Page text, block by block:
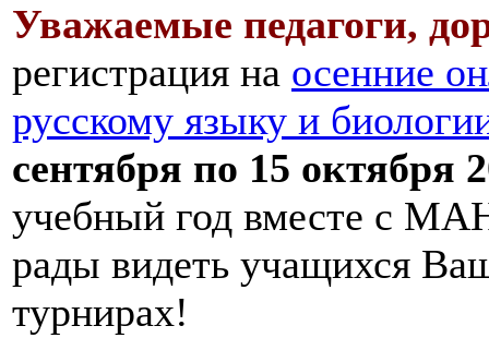
Уважаемые педагоги,
регистрация на осенние
русскому языку и
сентября по 15 октября
учебный год вместе с
рады видеть учащихся
турнирах!